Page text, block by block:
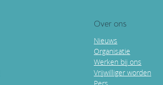
Over ons
Nieuws
Organisatie
Werken bij ons
Vrijwilliger worden